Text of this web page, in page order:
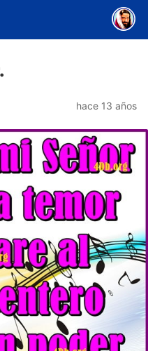
hace 13 años